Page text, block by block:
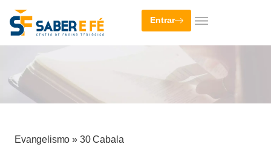
Entrar
Evangelismo » 30 Cabala